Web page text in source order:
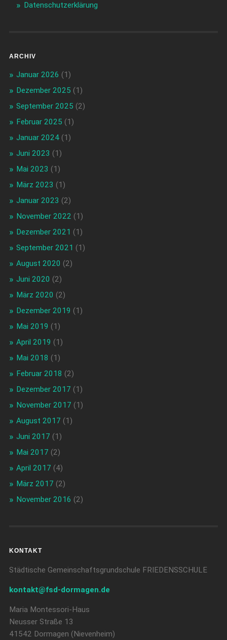
Datenschutzerklärung
ARCHIV
Januar 2026 (1)
Dezember 2025 (1)
September 2025 (2)
Februar 2025 (1)
Januar 2024(1)
Juni 2023 (1)
Mai 2023 (1)
März 2023 (1)
Januar 2023 (2)
November 2022 (1)
Dezember 2021 (1)
September 2021 (1)
August 2020 (2)
Juni 2020 (2)
März 2020 (2)
Dezember 2019 (1)
Mai 2019 (1)
April 2019 (1)
Mai 2018 (1)
Februar 2018 (2)
Dezember 2017 (1)
November 2017 (1)
August 2017 (1)
Juni 2017 (1)
Mai 2017 (2)
April 2017 (4)
März 2017 (2)
November 2016 (2)
KONTAKT
Städtische Gemeinschaftsgrundschule FRIEDENSSCHULE
kontakt@fsd-dormagen.de
Maria Montessori-Haus
Neusser Straße 13
41542 Dormagen (Nievenheim)